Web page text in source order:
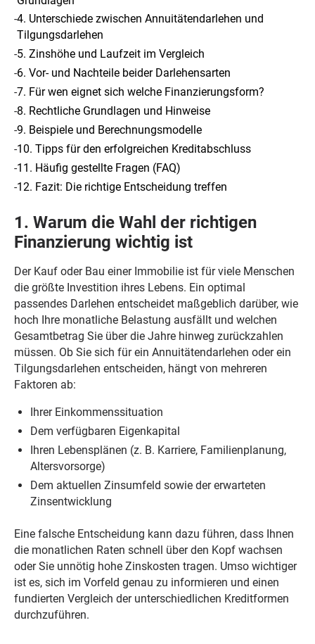
-4. Unterschiede zwischen Annuitätendarlehen und
Tilgungsdarlehen
-5. Zinshöhe und Laufzeit im Vergleich
-6. Vor- und Nachteile beider Darlehensarten
-7. Für wen eignet sich welche Finanzierungsform?
-8. Rechtliche Grundlagen und Hinweise
-9. Beispiele und Berechnungsmodelle
-10. Tipps für den erfolgreichen Kreditabschluss
-11. Häufig gestellte Fragen (FAQ)
-12. Fazit: Die richtige Entscheidung treffen
1. Warum die Wahl der richtigen
Finanzierung wichtig ist
Der Kauf oder Bau einer Immobilie ist für viele Menschen
die größte Investition ihres Lebens. Ein optimal
passendes Darlehen entscheidet maßgeblich darüber, wie
hoch Ihre monatliche Belastung ausfällt und welchen
Gesamtbetrag Sie über die Jahre hinweg zurückzahlen
müssen. Ob Sie sich für ein Annuitätendarlehen oder ein
Tilgungsdarlehen entscheiden, hängt von mehreren
Faktoren ab:
Ihrer Einkommenssituation
Dem verfügbaren Eigenkapital
Ihren Lebensplänen (z. B. Karriere, Familienplanung,
Altersvorsorge)
Dem aktuellen Zinsumfeld sowie der erwarteten
Zinsentwicklung
Eine falsche Entscheidung kann dazu führen, dass Ihnen
die monatlichen Raten schnell über den Kopf wachsen
oder Sie unnötig hohe Zinskosten tragen. Umso wichtiger
ist es, sich im Vorfeld genau zu informieren und einen
fundierten Vergleich der unterschiedlichen Kreditformen
durchzuführen.